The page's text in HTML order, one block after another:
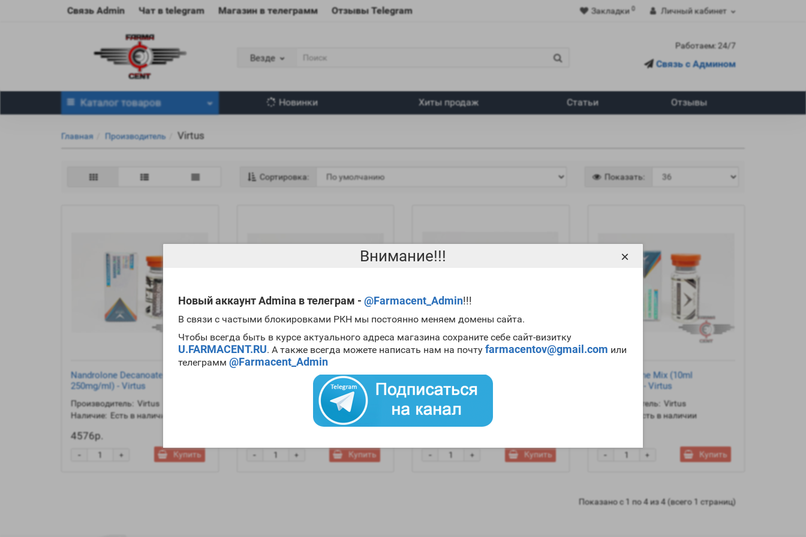
Внимание!!!
Новый аккаунт Admina в телеграм - @Farmacent_Admin!!!
В связи с частыми блокировками РКН мы постоянно меняем домены сайта.
Чтобы всегда быть в курсе актуального адреса магазина сохраните себе сайт-визитку
U.FARMACENT.RU. А также всегда можете написать нам на почту farmacentov@gmail.com или
телеграмм @Farmacent_Admin
×
Связь Admin Чат в telegram Магазин в телеграмм Отзывы Telegram Закладки 0 Личный кабинет
Везде
Работаем: 24/7
Связь с Админом
Каталог товаров Новинки Хиты продаж Статьи Отзывы
Главная Производитель Virtus
Сортировка: Показать:
Nandrolone Decanoate (10ml
250mg/ml) - Virtus
Производитель: Virtus
Наличие: Есть в наличии
4576р.
+
- Купить
Testosterone Cypionate (10ml
250mg/ml) - Virtus
Virtus
Есть в наличии
+
- Купить
Testosterone Enanthate (10ml
250mg/ml) - Virtus
Производитель:
Наличие:
+
- Купить
Testosterone Mix (10ml
250mg/ml) - Virtus
Производитель: Virtus
Есть в наличии
+
- Купить
Показано с 1 по 4 из 4 (всего 1 страниц)